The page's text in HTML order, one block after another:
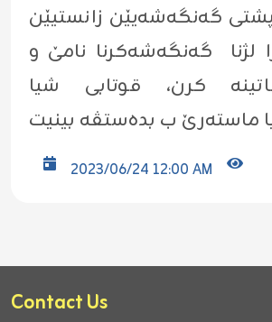
گەنگەشەیێن زانستیێن
لژنا گەنگەشەکرنا نامێ و
کرن، قوتابی شیا
2023/06/24 12:00 AM
Contact Us